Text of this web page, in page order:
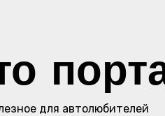
для автолюбителей